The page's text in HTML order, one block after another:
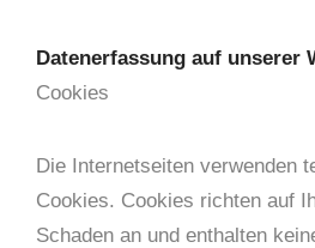
Datenerfassung auf unserer
Cookies
Die Internetseiten verwenden
Cookies. Cookies richten auf
Schaden an und enthalten